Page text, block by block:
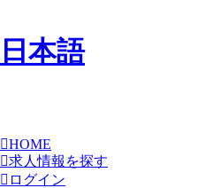
日本語
HOME
求人情報を探す
ログイン